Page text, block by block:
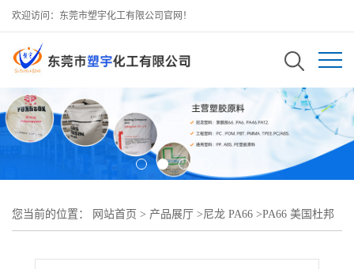
欢迎访问：东莞市塑宇化工有限公司官网！
您当前的位置： 网站首页 > 产品展厅 >尼龙 PA66 >PA66 美国杜邦